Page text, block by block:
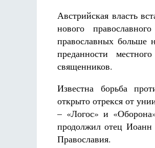
Австрийская власть
нового
православных больше
преданности
священников.
Известна борьба
открыто отрекся от
– «Логос» и
продолжил отец Иоанн
Православия.